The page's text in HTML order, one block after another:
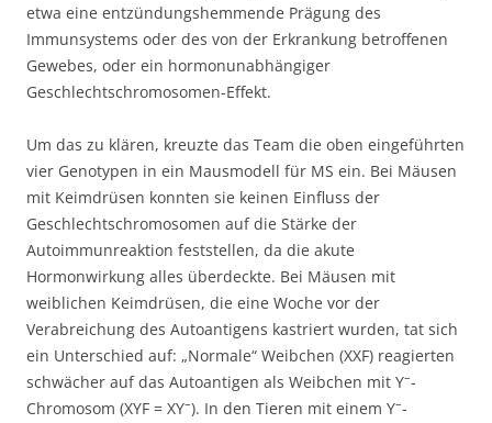
etwa eine entzündungshemmende Prägung des
Immunsystems oder des von der Erkrankung betroffenen
Gewebes, oder ein hormonunabhängiger
Geschlechtschromosomen-Effekt.
Um das zu klären, kreuzte das Team die oben eingeführten
vier Genotypen in ein Mausmodell für MS ein. Bei Mäusen
mit Keimdrüsen konnten sie keinen Einfluss der
Geschlechtschromosomen auf die Stärke der
Autoimmunreaktion feststellen, da die akute
Hormonwirkung alles überdeckte. Bei Mäusen mit
weiblichen Keimdrüsen, die eine Woche vor der
Verabreichung des Autoantigens kastriert wurden, tat sich
ein Unterschied auf: „Normale“ Weibchen (XXF) reagierten
schwächer auf das Autoantigen als Weibchen mit Y–-
Chromosom (XYF = XY–). In den Tieren mit einem Y–-